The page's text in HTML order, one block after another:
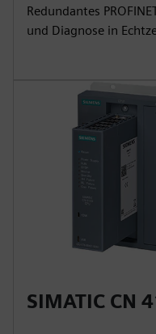
Redundantes
und Diagnose in
SIMATIC CN